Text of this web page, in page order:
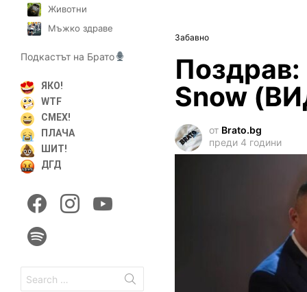
Забавно
Snow
от Brato.bg
преди 4 години
Животни
Мъжко здраве
Подкастът на Брато
ЯКО!
WTF
СМЕХ!
ПЛАЧА
ШИТ!
ДГД
for: